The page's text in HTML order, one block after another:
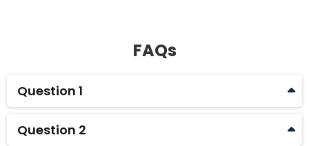
FAQs
Question 1
Lorem ipsum dolor sit amet, consectetur
adipisicing elit. Autem dolore, alias, numquam enim
ab voluptate id quam harum ducimus cupiditate
Question 2